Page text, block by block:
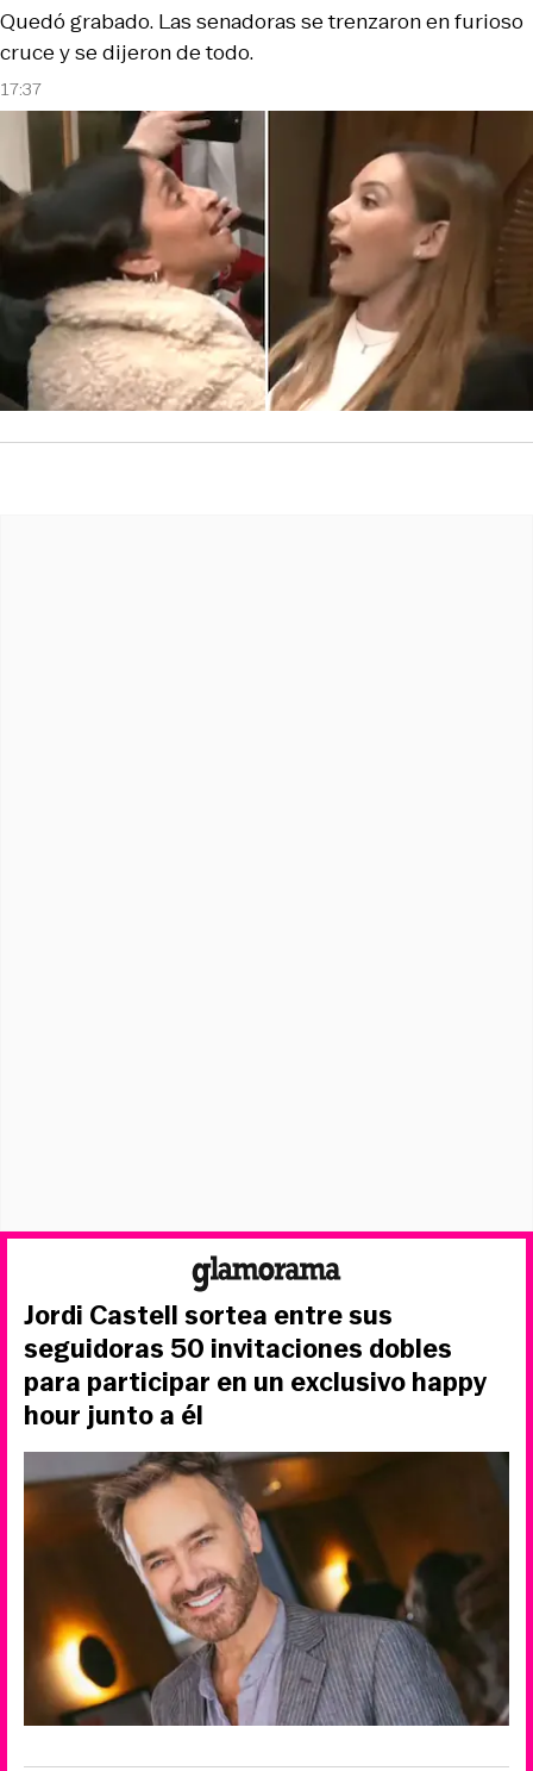
17:37
Quedó grabado. Las senadoras se trenzaron en furioso
cruce y se dijeron de todo.
Jordi Castell sortea entre sus
seguidoras 50 invitaciones dobles
para participar en un exclusivo happy
hour junto a él